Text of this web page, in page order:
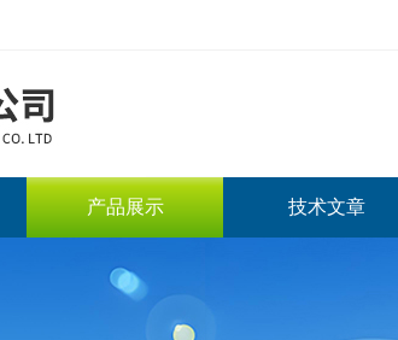
产品展示 技术文章